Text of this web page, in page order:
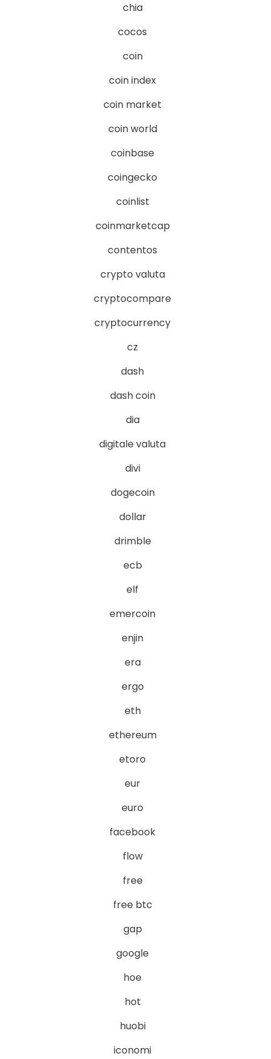
chia
cocos
coin
coin index
coin market
coin world
coinbase
coingecko
coinlist
coinmarketcap
contentos
crypto valuta
cryptocompare
cryptocurrency
cz
dash
dash coin
dia
digitale valuta
divi
dogecoin
dollar
drimble
ecb
elf
emercoin
enjin
era
ergo
eth
ethereum
etoro
eur
euro
facebook
flow
free
free btc
gap
google
hoe
hot
huobi
iconomi